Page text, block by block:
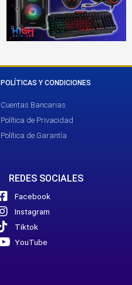
POLÍTICAS Y CONDICIONES
Cuentas Bancarias
Política de Privacidad
Política de Garantía
REDES SOCIALES
Facebook
Instagram
Tiktok
YouTube